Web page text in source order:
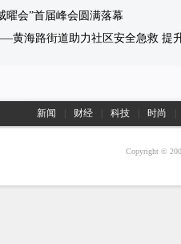
曜会”首届峰会圆满落幕
黄海路街道助力社区安全急救 提
新闻 财经 科技 时尚
Copyright ©